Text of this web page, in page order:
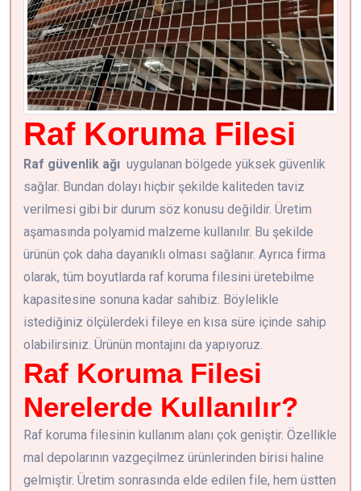
Raf Koruma Filesi
Raf güvenlik ağı uygulanan bölgede yüksek güvenlik
sağlar. Bundan dolayı hiçbir şekilde kaliteden taviz
verilmesi gibi bir durum söz konusu değildir. Üretim
aşamasında polyamid malzeme kullanılır. Bu şekilde
ürünün çok daha dayanıklı olması sağlanır. Ayrıca firma
olarak, tüm boyutlarda raf koruma filesini üretebilme
kapasitesine sonuna kadar sahibiz. Böylelikle
istediğiniz ölçülerdeki fileye en kısa süre içinde sahip
olabilirsiniz. Ürünün montajını da yapıyoruz.
Raf Koruma Filesi
Nerelerde Kullanılır?
Raf koruma filesinin kullanım alanı çok geniştir. Özellikle
mal depolarının vazgeçilmez ürünlerinden birisi haline
gelmiştir. Üretim sonrasında elde edilen file, hem üstten